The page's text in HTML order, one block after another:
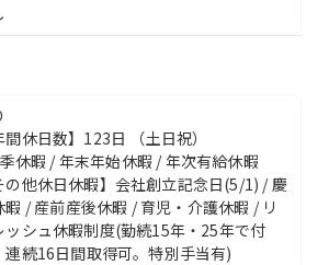
間休日数】123日 （土日祝）
休暇 / 年末年始休暇 / 年次有給休暇
の他休日休暇】会社創立記念日(5/1) / 慶
暇 / 産前産後休暇 / 育児・介護休暇 / リ
ッシュ休暇制度(勤続15年・25年で付
連続16日間取得可。特別手当有)